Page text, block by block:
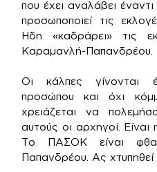
που έχει αναλάβει
προσωποποιεί τις
Ηδη «καδράρει» τις
Καραμανλή-Παπανδρέου.
Οι κάλπες γίνονται
προσώπου και όχι
χρειάζεται να
αυτούς οι αρχηγοί.
Το ΠΑΣΟΚ είναι
Παπανδρέου. Ας χτυπηθεί